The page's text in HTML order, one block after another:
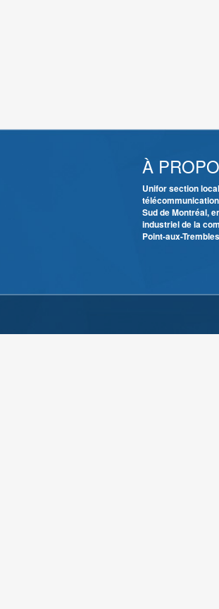
À
Unifor section
Sud de Montréal,
industriel de la
Point-aux-